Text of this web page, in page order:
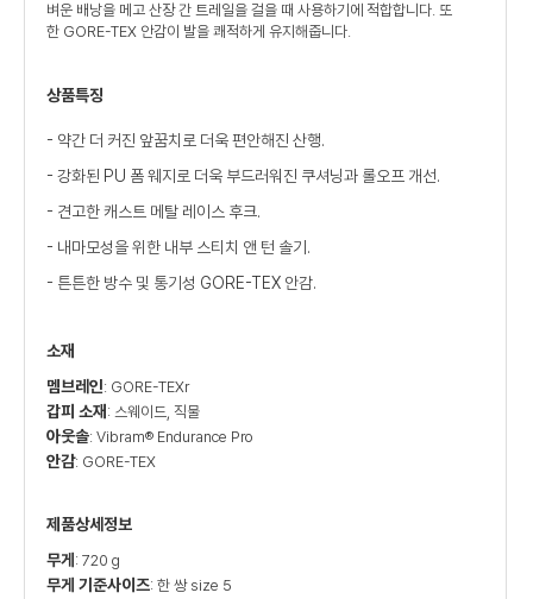
벼운 배낭을 메고 산장 간 트레일을 걸을 때 사용하기에 적합합니다. 또
한 GORE-TEX 안감이 발을 쾌적하게 유지해줍니다.
상품특징
- 약간 더 커진 앞꿈치로 더욱 편안해진 산행.
- 강화된 PU 폼 웨지로 더욱 부드러워진 쿠셔닝과 롤오프 개선.
- 견고한 캐스트 메탈 레이스 후크.
- 내마모성을 위한 내부 스티치 앤 턴 솔기.
- 튼튼한 방수 및 통기성 GORE-TEX 안감.
소재
멤브레인: GORE-TEXr
갑피 소재 : 스웨이드, 직물
아웃솔: Vibram® Endurance Pro
안감: GORE-TEX
제품상세정보
무게 : 720 g
무게 기준사이즈: 한 쌍 size 5